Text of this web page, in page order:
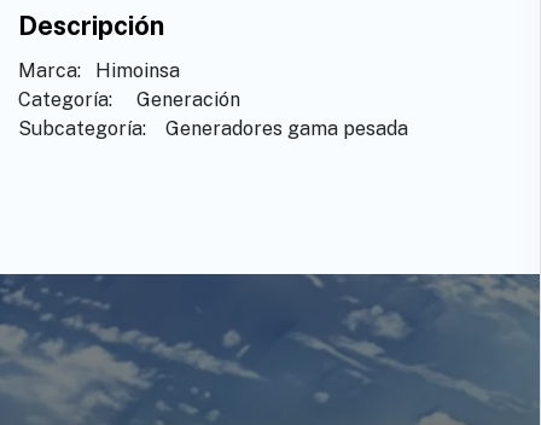
Descripción
Marca: ​ ​Himoinsa
Categoría: ​ ​Generación
Subcategoría: ​ ​Generadores gama pesada